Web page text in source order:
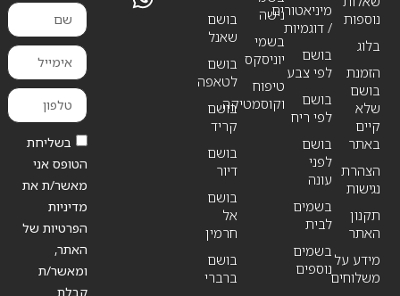
נוספות
בלוג
הזמנת
בושם
שלא
קיים
באתר
הצהרת
נגישות
תקנון
האתר
מידע על
משלוחים
נישה
בשמי
יוניסקס
טיפוח
וקוסמטיקה
מיניאטורים
/ דוגמיות
בושם
לפי צבע
בושם
לפי ריח
בושם
לפני
עונה
בשמים
לבית
בשמים
נוספים
בושם
שאנל
בושם
לטאפה
בושם
קריד
בושם
דיור
בושם
אל
חרמין
בושם
ברברי
בשליחת
הטופס אני
מאשר/ת את
מדיניות
הפרטיות של
האתר,
ומאשר/ת
קבלת